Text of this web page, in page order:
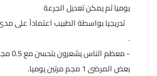
يوميا ثم يمكن تعديل الجرعة
تدريجيا بواسطة الطبيب اعتماداً على
.
-
بعض المرضى 1 مجم مرتين يوميا.